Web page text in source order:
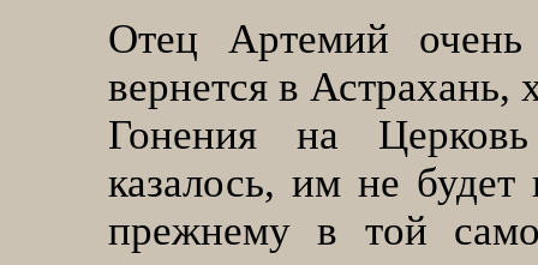
Отец Артемий
вернется в Астрахань,
Гонения на
казалось, им не
прежнему в той